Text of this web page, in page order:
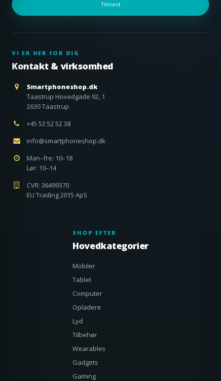
Tilmeld
VI ER HER FOR DIG
Kontakt & virksomhed
Smartphoneshop.dk
Taastrup Hovedgade 92, 1
2630 Taastrup
+45 52 52 52 38
info@smartphoneshop.dk
Man–fre: 10–18
Lør: 10–14
CVR: 36499370
EU Trading 2015 ApS
SHOP EFTER
Hovedkategorier
Mobiler
Tablet
Computer
Opladere
Lyd
Tilbehør
Wearables
Gadgets
Gaming